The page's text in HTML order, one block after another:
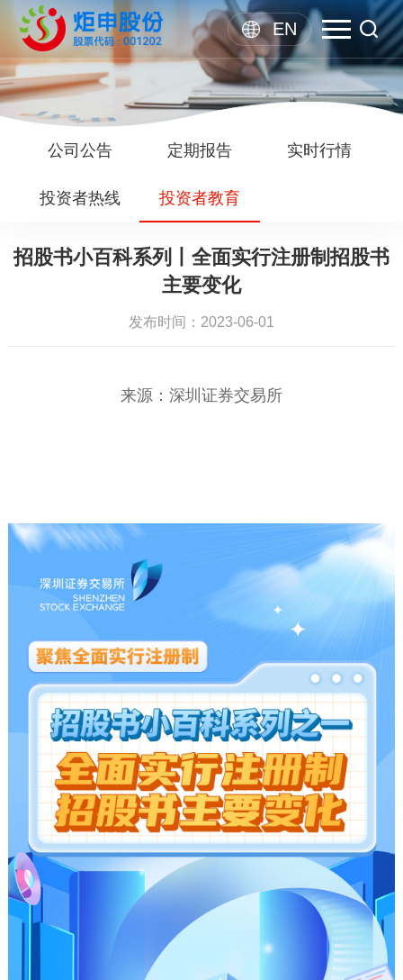
EN
公司公告 定期报告 实时行情
投资者热线 投资者教育
招股书小百科系列丨全面实行注册制招股书
主要变化
发布时间：2023-06-01
来源：深圳证券交易所